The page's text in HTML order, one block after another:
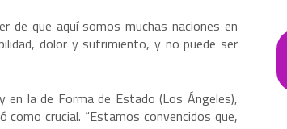
de que aquí somos muchas naciones en
dolor y sufrimiento, y no puede ser
en la de Forma de Estado (Los Ángeles),
crucial. “Estamos convencidos que,